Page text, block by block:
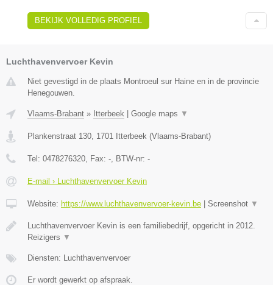
BEKIJK VOLLEDIG PROFIEL
Luchthavenvervoer Kevin
Niet gevestigd in de plaats Montroeul sur Haine en in de provincie
Henegouwen.
Vlaams-Brabant » Itterbeek Google maps ▼
Plankenstraat 130, 1701 Itterbeek (Vlaams-Brabant)
Tel: 0478276320, Fax: -, BTW-nr: -
E-mail › Luchthavenvervoer Kevin
Website: https://www.luchthavenvervoer-kevin.be Screenshot ▼
Luchthavenvervoer Kevin is een familiebedrijf, opgericht in 2012.
Reizigers ▼
Diensten: Luchthavenvervoer
Er wordt gewerkt op afspraak.